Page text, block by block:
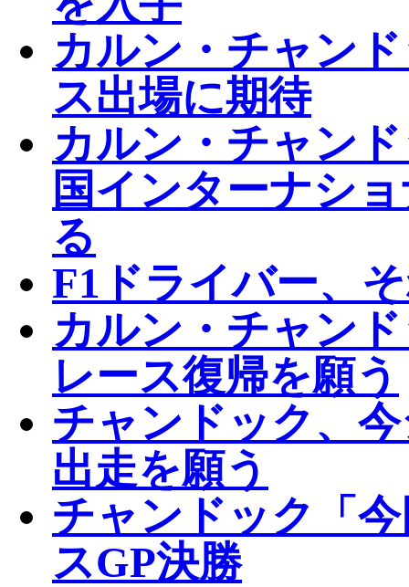
カルン・チャン
ス出場に期待
カルン・チャン
国インターナシ
る
F1ドライバー、
カルン・チャン
レース復帰を願う
チャンドック、
出走を願う
チャンドック「
スGP決勝